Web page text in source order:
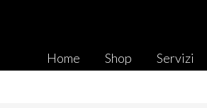
Home Shop Servizi